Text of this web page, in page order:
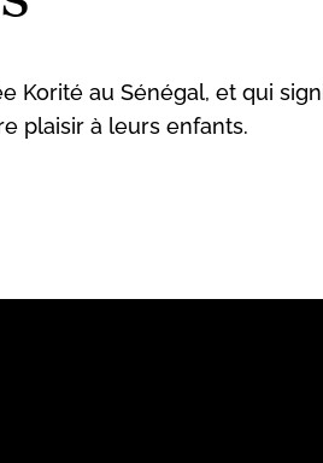
Korité au Sénégal, et qui
plaisir à leurs enfants.